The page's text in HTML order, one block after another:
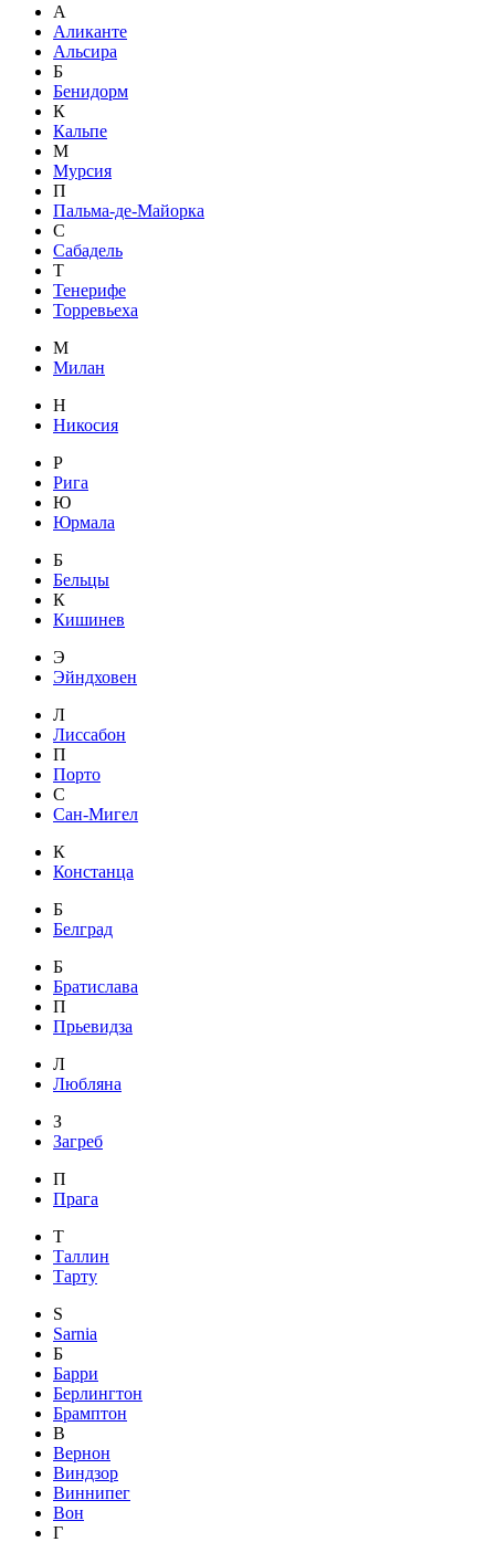
А
Аликанте
Альсира
Б
Бенидорм
К
Кальпе
М
Мурсия
П
Пальма-де-Майорка
С
Сабадель
Т
Тенерифе
Торревьеха
М
Милан
Н
Никосия
Р
Рига
Ю
Юрмала
Б
Бельцы
К
Кишинев
Э
Эйндховен
Л
Лиссабон
П
Порто
С
Сан-Мигел
К
Констанца
Б
Белград
Б
Братислава
П
Прьевидза
Л
Любляна
З
Загреб
П
Прага
Т
Таллин
Тарту
S
Sarnia
Б
Барри
Берлингтон
Брамптон
В
Вернон
Виндзор
Виннипег
Вон
Г